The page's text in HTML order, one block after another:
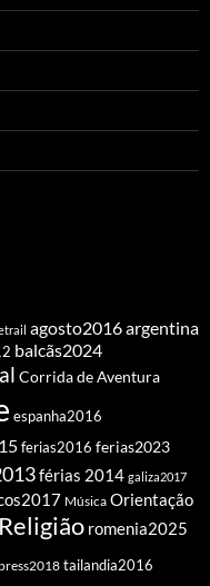
agosto2016argentina
balcãs2024
Corrida de Aventura
espanha2016
ferias2016 ferias2023
férias 2014 galiza2017
Música Orientação
Religião romenia2025
tailandia2016